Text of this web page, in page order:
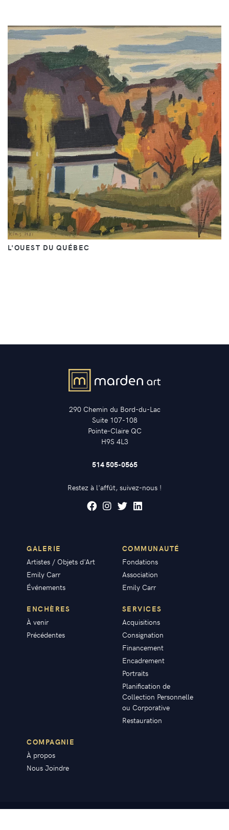
L'OUEST DU QUÉBEC
290 Chemin du Bord-du-Lac
Suite 107-108
Pointe-Claire QC
H9S 4L3
514 505-0565
Restez à l'affût, suivez-nous !
GALERIE
Artistes / Objets d'Art
Emily Carr
Événements
COMMUNAUTÉ
Fondations
Association
Emily Carr
ENCHÈRES
À venir
Précédentes
SERVICES
Acquisitions
Consignation
Financement
Encadrement
Portraits
Planification de
Collection Personnelle
ou Corporative
Restauration
COMPAGNIE
À propos
Nous Joindre